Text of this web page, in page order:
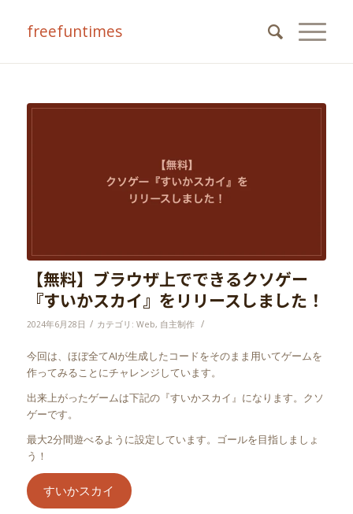
freefuntimes
【無料】ブラウザ上でできるクソゲー
『すいかスカイ』をリリースしました！
2024年6月28日 / カテゴリ: Web, 自主制作 /
今回は、ほぼ全てAIが生成したコードをそのまま用いてゲームを
作ってみることにチャレンジしています。
出来上がったゲームは下記の『すいかスカイ』になります。クソ
ゲーです。
最大2分間遊べるように設定しています。ゴールを目指しましょ
う！
すいかスカイ